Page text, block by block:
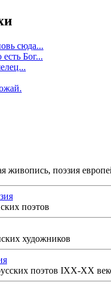
сюда...
Бог...
живопись, поэзия
поэтов
художников
поэтов IXX-XX